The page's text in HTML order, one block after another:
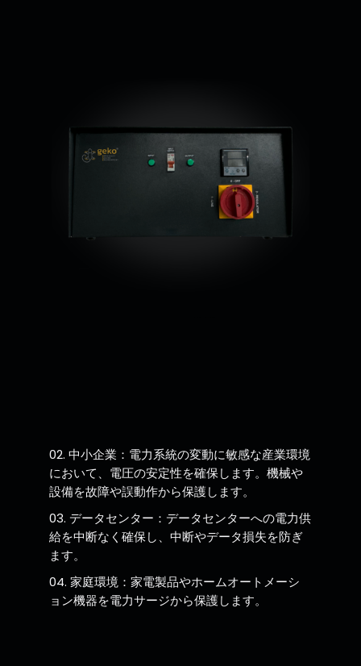
中小企業：電力系統の変動に敏感な産業環境
において、電圧の安定性を確保します。機械や
設備を故障や誤動作から保護します。
データセンター：データセンターへの電力供
給を中断なく確保し、中断やデータ損失を防ぎ
ます。
家庭環境：家電製品やホームオートメーシ
ョン機器を電力サージから保護します。